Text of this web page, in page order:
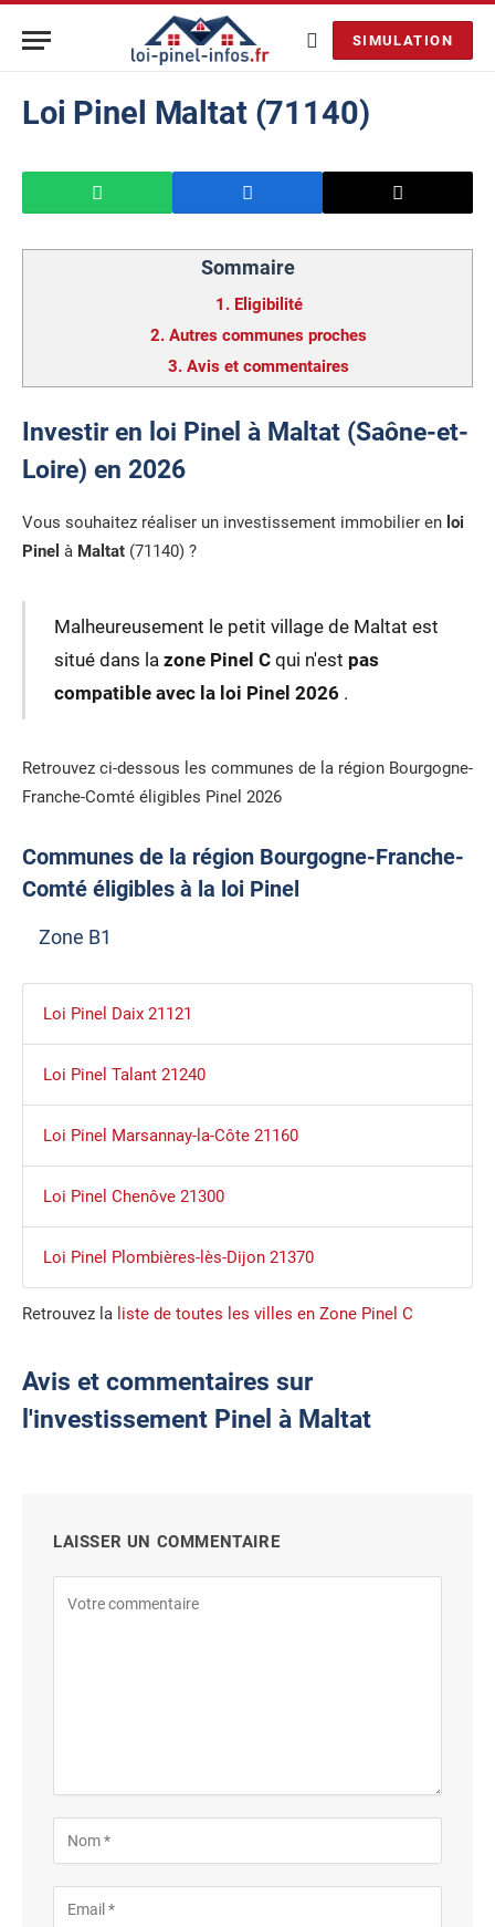
SIMULATION
Loi Pinel Maltat (71140)
Sommaire
1. Eligibilité
2. Autres communes proches
3. Avis et commentaires
Investir en loi Pinel à Maltat (Saône-et-
Loire) en 2026
Vous souhaitez réaliser un investissement immobilier en loi
Pinel à Maltat (71140) ?
Malheureusement le petit village de Maltat est
situé dans la zone Pinel Cqui n'est pas
compatible avec la loi Pinel 2026 .
Retrouvez ci-dessous les communes de la région Bourgogne-
Franche-Comté éligibles Pinel 2026
Communes de la région Bourgogne-Franche-
Comté éligibles à la loi Pinel
Zone B1
Loi Pinel Daix 21121
Loi Pinel Talant 21240
Loi Pinel Marsannay-la-Côte 21160
Loi Pinel Chenôve 21300
Loi Pinel Plombières-lès-Dijon 21370
Retrouvez la liste de toutes les villes en Zone Pinel C
Avis et commentaires sur
l'investissement Pinel à Maltat
LAISSER UN COMMENTAIRE